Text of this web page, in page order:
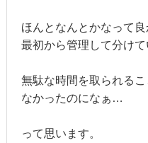
ほんとなんとかなって
最初から管理して分け
無駄な時間を取られるこ
なかったのになぁ…
って思います。